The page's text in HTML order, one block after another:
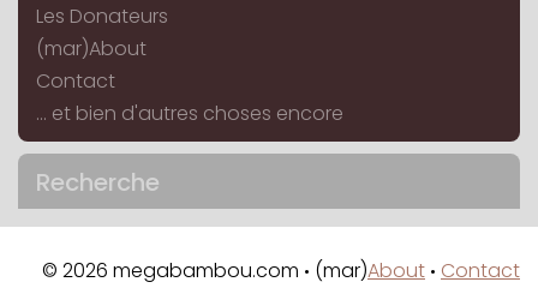
Les Donateurs
(mar)About
Contact
... et bien d'autres choses encore
Recherche
© 2026 megabambou.com • (mar)About • Contact